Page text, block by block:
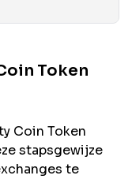
Token
Coin Token
stapsgewijze
te